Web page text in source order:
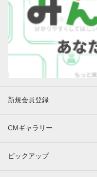
新規会員登録
CMギャラリー
ピックアップ